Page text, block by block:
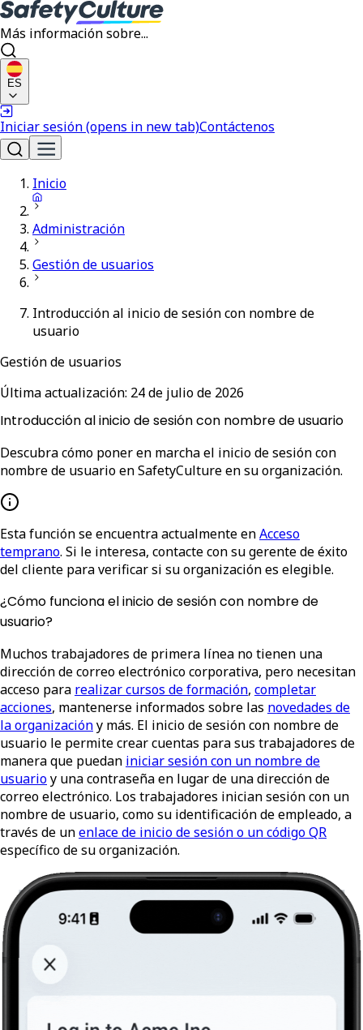
Más información sobre...
ES
Iniciar sesión(opens in new tab)Contáctenos
Inicio
Administración
Gestión de usuarios
Introducción al inicio de sesión con nombre de
usuario
Gestión de usuarios
Última actualización: 24 de julio de 2026
Introducción al inicio de sesión con nombre de usuario
Descubra cómo poner en marcha el inicio de sesión con
nombre de usuario en SafetyCulture en su organización.
Esta función se encuentra actualmente enAcceso
temprano. Si le interesa, contacte con su gerente de éxito
del cliente para verificar si su organización es elegible.
¿Cómo funciona el inicio de sesión con nombre de
usuario?
Muchos trabajadores de primera línea no tienen una
dirección de correo electrónico corporativa, pero necesitan
acceso para realizar cursos de formación, completar
acciones, mantenerse informados sobre las novedades de
la organizacióny más. El inicio de sesión con nombre de
usuario le permite crear cuentas para sus trabajadores de
manera que puedan iniciar sesión con un nombre de
usuarioy una contraseña en lugar de una dirección de
correo electrónico. Los trabajadores inician sesión con un
nombre de usuario, como su identificación de empleado, a
través de unenlace de inicio de sesión o un código QR
específico de su organización.